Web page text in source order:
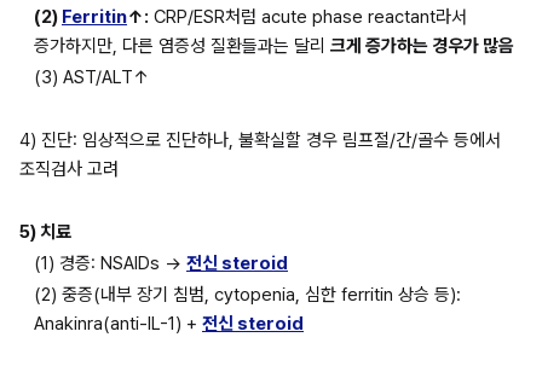
(2) Ferritin↑: CRP/ESR처럼 acute phase reactant라서
증가하지만, 다른 염증성 질환들과는 달리 크게 증가하는 경우가 많음
(3) AST/ALT↑
4) 진단: 임상적으로 진단하나, 불확실할 경우 림프절/간/골수 등에서
조직검사 고려
5) 치료
(1) 경증: NSAIDs → 전신 steroid
(2) 중증(내부 장기 침범, cytopenia, 심한 ferritin 상승 등):
Anakinra(anti-IL-1) + 전신 steroid